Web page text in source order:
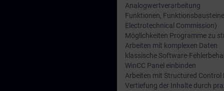
Analogwertverarbeitung
Funktionen,
Electrotechnical Commission)
Möglichkeiten Programme zu
Arbeiten mit komplexen Daten
klassische Software-
WinCC Panel einbinden
Arbeiten mit Structured Control
Vertiefung der Inhalte durch